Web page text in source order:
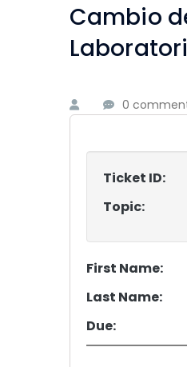
Cambio
0
Ticket ID:
Topic:
First Name:
Last Name:
Due: